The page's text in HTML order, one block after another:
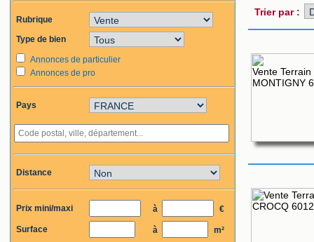
Rubrique
Type de bien
Annonces de particulier
Annonces de pro
Pays
Distance
Prix mini/maxi à €
Surface à
m²
Trier par :